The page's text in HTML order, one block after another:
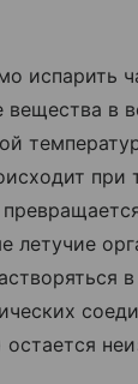
испарить
вещества в
при
летучие